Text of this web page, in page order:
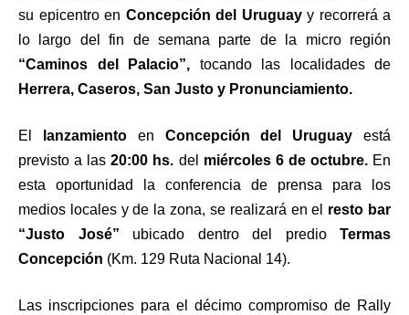
su epicentro en Concepción del Uruguayy recorrerá a
lo largo del fin de semana parte de la micro región
“Caminos del Palacio”, tocando las localidades de
Herrera, Caseros, San Justo y Pronunciamiento.
El lanzamiento en Concepción del Uruguay está
previsto a las20:00 hs. del miércoles 6 de octubre.En
esta oportunidad la conferencia de prensa para los
medios locales y de la zona, se realizará en el resto bar
“Justo José” ubicado dentro del predio Termas
Concepción (Km. 129 Ruta Nacional 14).
Las inscripciones para el décimo compromiso de Rally